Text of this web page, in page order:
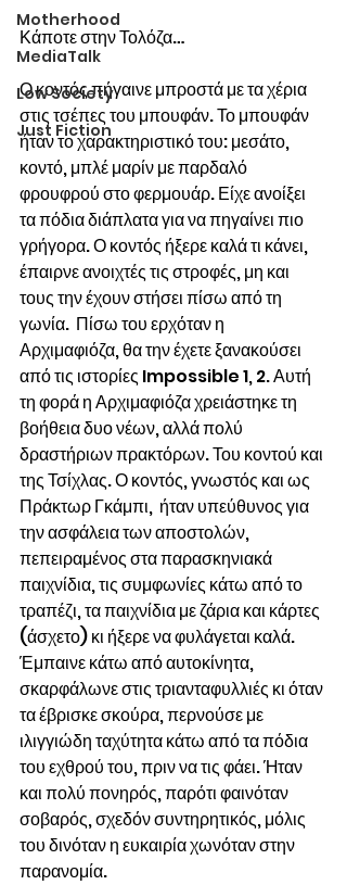
Motherhood
MediaTalk
Low Society
Just Fiction
Κάποτε στην Τολόζα…
Ο κοντός πήγαινε μπροστά με τα χέρια
στις τσέπες του μπουφάν. Το μπουφάν
ήταν το χαρακτηριστικό του: μεσάτο,
κοντό, μπλέ μαρίν με παρδαλό
φρουφρού στο φερμουάρ. Είχε ανοίξει
τα πόδια διάπλατα για να πηγαίνει πιο
γρήγορα. Ο κοντός ήξερε καλά τι κάνει,
έπαιρνε ανοιχτές τις στροφές, μη και
τους την έχουν στήσει πίσω από τη
γωνία.  Πίσω του ερχόταν η
Αρχιμαφιόζα, θα την έχετε ξανακούσει
από τις ιστορίες Impossible 1, 2. Αυτή
τη φορά η Αρχιμαφιόζα χρειάστηκε τη
βοήθεια δυο νέων, αλλά πολύ
δραστήριων πρακτόρων. Του κοντού και
της Τσίχλας. Ο κοντός, γνωστός και ως
Πράκτωρ Γκάμπι,  ήταν υπεύθυνος για
την ασφάλεια των αποστολών,
πεπειραμένος στα παρασκηνιακά
παιχνίδια, τις συμφωνίες κάτω από το
τραπέζι, τα παιχνίδια με ζάρια και κάρτες
(άσχετο) κι ήξερε να φυλάγεται καλά.
Έμπαινε κάτω από αυτοκίνητα,
σκαρφάλωνε στις τριανταφυλλιές κι όταν
τα έβρισκε σκούρα, περνούσε με
ιλιγγιώδη ταχύτητα κάτω από τα πόδια
του εχθρού του, πριν να τις φάει. Ήταν
και πολύ πονηρός, παρότι φαινόταν
σοβαρός, σχεδόν συντηρητικός, μόλις
του δινόταν η ευκαιρία χωνόταν στην
παρανομία.